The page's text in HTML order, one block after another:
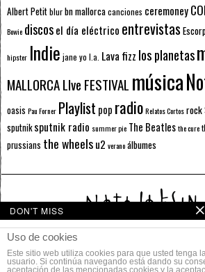
Albert Petitblurbn mallorcacanciones ceremoney
Bowie discosel día eléctrico entrevistas
hipster Indie jane yo l.a. Lava fizz los planetas
MALLORCA LIve FESTIVAL música
oasis Pau Forner Playlist pop radioRelatos Cortosrock
sputnik sputnik radio summer pie The Beatlesthe cure
prussians the wheelsu2 veranoálbumes
© 2014 Todos los derechos
Uso de cookies
Este sitio web utiliza cookies para que usted tenga
usuario. Si continúa navegando está dando su
aceptación de las mencionadas cookies y la
DON'T MISS
Otra vez de vuelta, otra